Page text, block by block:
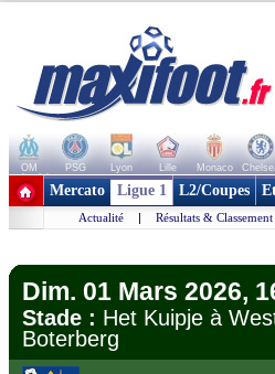
OM PSG Lyon Lille Monaco
+ de clubs
Mercato Ligue 1 L2/Coupes
Actualité | Résultats & Classement
Dim. 01 Mars 2026,
Stade : Het Kuipje à
Boterberg